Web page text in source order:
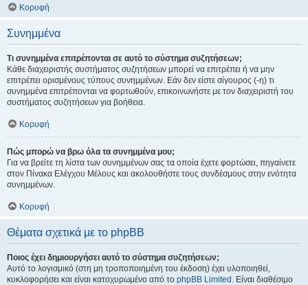
Κορυφή
Συνημμένα
Τι συνημμένα επιτρέπονται σε αυτό το σύστημα συζητήσεων;
Κάθε διαχειριστής συστήματος συζητήσεων μπορεί να επιτρέπει ή να μην
επιτρέπει ορισμένους τύπους συνημμένων. Εάν δεν είστε σίγουρος (-η) τι
συνημμένα επιτρέπονται να φορτωθούν, επικοινωνήστε με τον διαχειριστή του
συστήματος συζητήσεων για βοήθεια.
Κορυφή
Πώς μπορώ να βρω όλα τα συνημμένα μου;
Για να βρείτε τη λίστα των συνημμένων σας τα οποία έχετε φορτώσει, πηγαίνετε
στον Πίνακα Ελέγχου Μέλους και ακολουθήστε τους συνδέσμους στην ενότητα
συνημμένων.
Κορυφή
Θέματα σχετικά με το phpBB
Ποιος έχει δημιουργήσει αυτό το σύστημα συζητήσεων;
Αυτό το λογισμικό (στη μη τροποποιημένη του έκδοση) έχει υλοποιηθεί,
κυκλοφορήσει και είναι κατοχυρωμένο από το phpBB Limited . Είναι διαθέσιμο